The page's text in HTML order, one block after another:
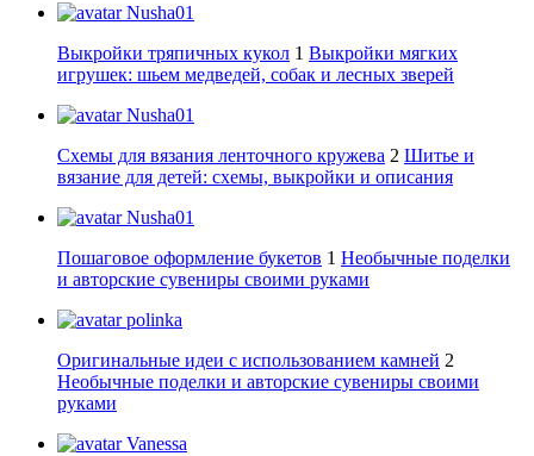
Nusha01
Выкройки тряпичных кукол 1 Выкройки мягких
игрушек: шьем медведей, собак и лесных зверей
Nusha01
Схемы для вязания ленточного кружева 2 Шитье и
вязание для детей: схемы, выкройки и описания
Nusha01
Пошаговое оформление букетов 1 Необычные поделки
и авторские сувениры своими руками
polinka
Оригинальные идеи с использованием камней 2
Необычные поделки и авторские сувениры своими
руками
Vanessa